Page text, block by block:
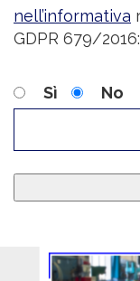
nell’informativa
GDPR 679/2016:
Sì No